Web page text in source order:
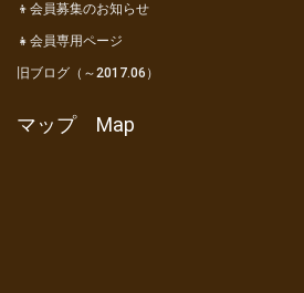
👦会員募集のお知らせ
👧会員専用ページ
旧ブログ（～2017.06）
マップ Map